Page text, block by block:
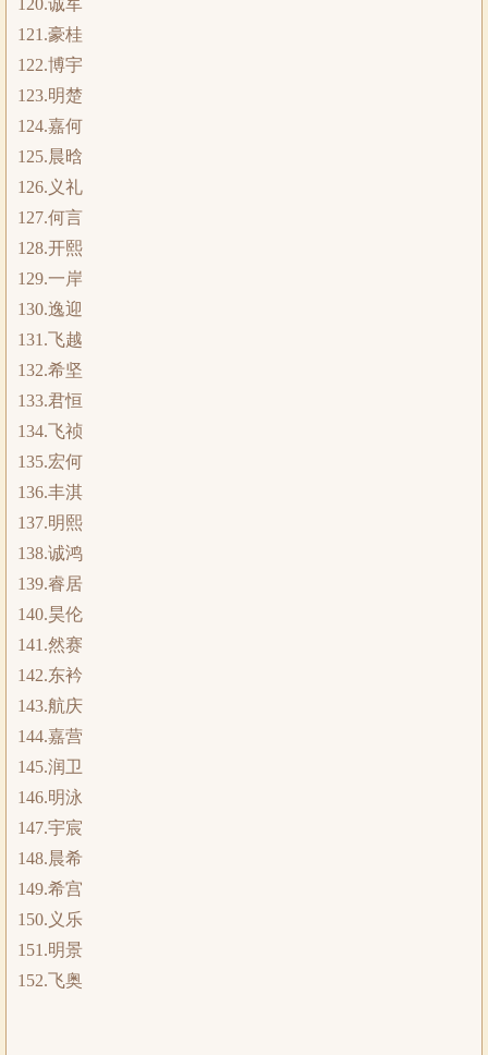
120.诚军
121.豪桂
122.博宇
123.明楚
124.嘉何
125.晨晗
126.义礼
127.何言
128.开熙
129.一岸
130.逸迎
131.飞越
132.希坚
133.君恒
134.飞祯
135.宏何
136.丰淇
137.明熙
138.诚鸿
139.睿居
140.昊伦
141.然赛
142.东衿
143.航庆
144.嘉营
145.润卫
146.明泳
147.宇宸
148.晨希
149.希宫
150.义乐
151.明景
152.飞奥